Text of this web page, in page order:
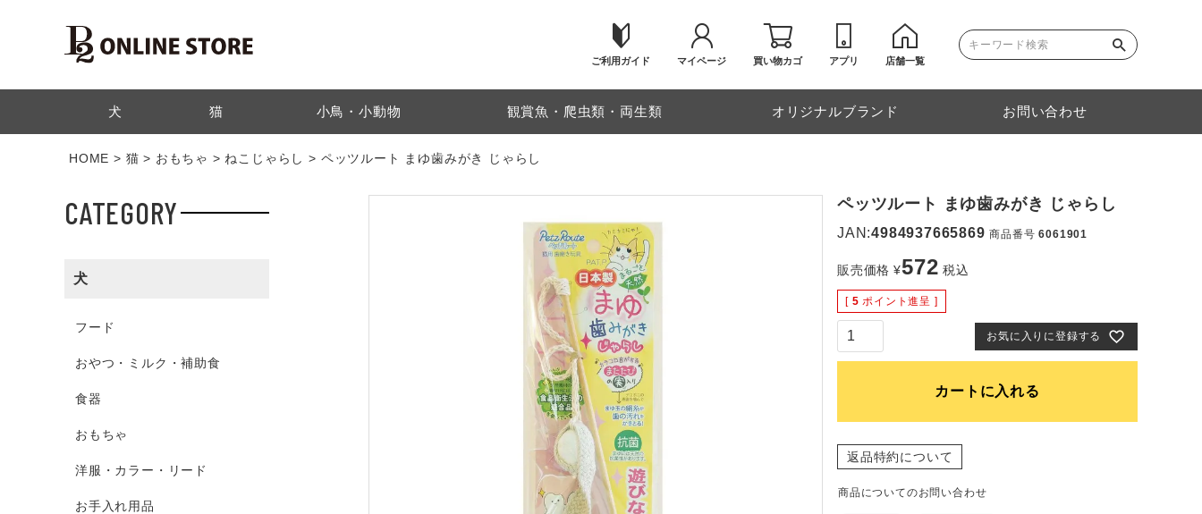
ご利用ガイド マイページ 買い物カゴ アプリ 店舗一覧
検索
犬 猫 小鳥・小動物 観賞魚・爬虫類・両生類 オリジナルブランド お問い合わせ
HOME 猫 おもちゃ ねこじゃらし ペッツルート まゆ歯みがき じゃらし
CATEGORY
犬
フード
おやつ・ミルク・補助食
食器
おもちゃ
洋服・カラー・リード
お手入れ用品
ペッツルート まゆ歯みがき じゃらし
JAN:4984937665869 商品番号 6061901
販売価格 ¥572 税込
[ 5 ポイント進呈 ]
お気に入りに登録する
カートに入れる
返品特約について
商品についてのお問い合わせ